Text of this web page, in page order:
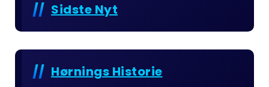
Sidste Nyt
Hørnings Historie